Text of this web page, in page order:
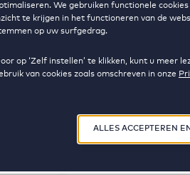
We gebruiken functionele
te krijgen in het functioneren van de
op uw surfgedrag.
op ‘Zelf instellen’ te klikken, kunt u meer
van cookies zoals omschreven in onze
ALLES ACCEPTEREN
Huren op maat